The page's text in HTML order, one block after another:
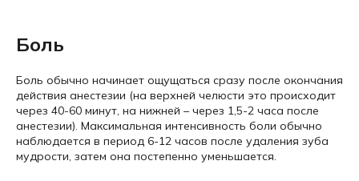
Боль
Боль обычно начинает ощущаться сразу после окончания
действия анестезии (на верхней челюсти это происходит
через 40-60 минут, на нижней – через 1,5-2 часа после
анестезии). Максимальная интенсивность боли обычно
наблюдается в период 6-12 часов после удаления зуба
мудрости, затем она постепенно уменьшается.